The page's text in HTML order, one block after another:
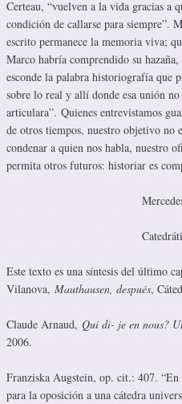
Certeau, “vuelven a la vida gracias a
condición de callarse para siempre”.
escrito permanece la memoria viva;
Marco habría comprendido su
esconde la palabra historiografía que
sobre lo real y allí donde esa unión
articulara”. Quienes entrevistamos
de otros tiempos, nuestro objetivo no
condenar a quien nos habla, nuestro
permita otros futuros: historiar es
Mercedes
Catedrática de la
Este texto es una síntesis del último
Vilanova, Mauthausen, después,
Claude Arnaud, Qui di- je en nous?
2006.
Franziska Augstein, op. cit.: 407.
para la oposición a una cátedra